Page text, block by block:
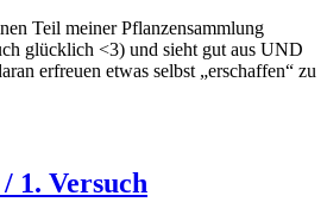
Teil meiner Pflanzensammlung
glücklich <3) und sieht gut aus UND
erfreuen etwas selbst „erschaffen“ zu
1. Versuch